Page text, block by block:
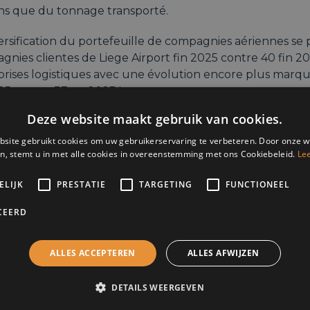
que du tonnage transporté.
du portefeuille de compagnies aériennes se
clientes de Liege Airport fin 2025 contre 40 fin
logistiques avec une évolution encore plus
contre 37 en 2023 !
Master Plan de 500 millions d’euros, un nouveau
un doublement des mouvements d’avions cargo et
le podium européen des 3 plus grands aéroports
de bonheur.
de grands défis pourraient assombrir la météo en
et volatile ou des problèmes de puissance électrique…
enthousiastes, les défis, le commerce
Deze website maakt gebruik van cookies.
gebruikt cookies om uw gebruikerservaring te verbeteren. Door onze
stemt u in met alle cookies in overeenstemming met ons Cookiebeleid.
PRESTATIE TARGETING FUNCTIONEEL
ALLES ACCEPTEREN ALLES AFWIJZEN
DETAILS WEERGEVEN